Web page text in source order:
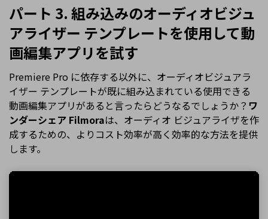
パート 3. 組み込みのオーディオビジュ
アライザー テンプレートを使用して動
画編集アプリを試す
Premiere Pro に依存する以外に、オーディオビジュアラ
イザー テンプレートが既に組み込まれている使用できる
動画編集アプリがあると言ったらどうなるでしょうか？ ワ
ンダーシェア Filmoraは、オーディオ ビジュアライザを作
成するための、よりコスト効率が高く効率的な方法を提供
します。